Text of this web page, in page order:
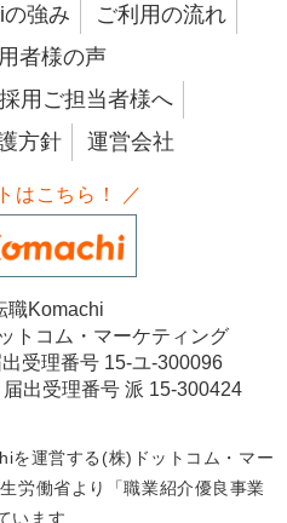
強み
ご利用の流れ
者様の声
採用ご担当者様へ
方針
運営会社
はこちら！ ／
職Komachi
トコム・マーケティング
受理番号 15-ユ-300096
出受理番号 派 15-300424
を運営する(株)ドットコム・マー
労働省より「職業紹介優良事業
います